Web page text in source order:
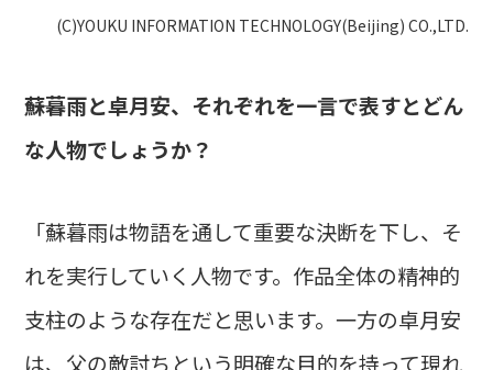
(C)YOUKU INFORMATION TECHNOLOGY(Beijing) CO.,LTD.
――蘇暮雨と卓月安、それぞれを一言で表すとどん
な人物でしょうか？
「蘇暮雨は物語を通して重要な決断を下し、そ
れを実行していく人物です。作品全体の精神的
支柱のような存在だと思います。一方の卓月安
は、父の敵討ちという明確な目的を持って現れ